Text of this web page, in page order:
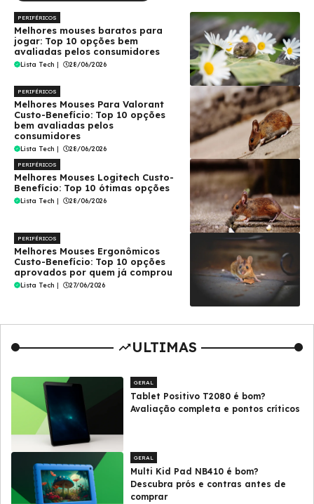
PERIFÉRICOS
Melhores mouses baratos para
jogar: Top 10 opções bem
avaliadas pelos consumidores
Lista Tech | 28/06/2026
PERIFÉRICOS
Melhores Mouses Para Valorant
Custo-Benefício: Top 10 opções
bem avaliadas pelos
consumidores
Lista Tech | 28/06/2026
PERIFÉRICOS
Melhores Mouses Logitech Custo-
Benefício: Top 10 ótimas opções
Lista Tech | 28/06/2026
PERIFÉRICOS
Melhores Mouses Ergonômicos
Custo-Benefício: Top 10 opções
aprovados por quem já comprou
Lista Tech | 27/06/2026
ULTIMAS
GERAL
Tablet Positivo T2080 é bom?
Avaliação completa e pontos críticos
GERAL
Multi Kid Pad NB410 é bom?
Descubra prós e contras antes de
comprar